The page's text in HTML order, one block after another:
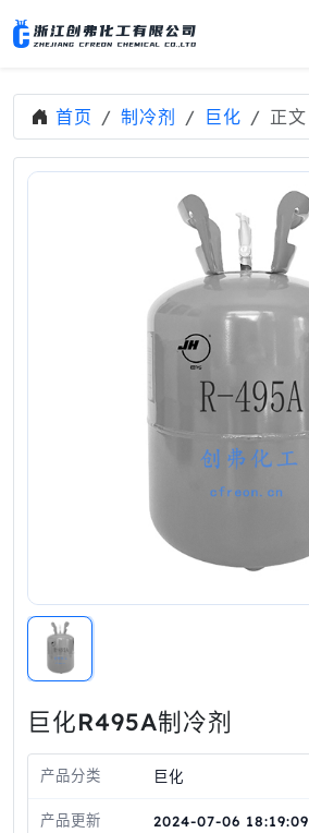
首页 制冷剂 巨化 正文
巨化R495A制冷剂
产品分类 巨化
产品更新 2024-07-06 18:19:09